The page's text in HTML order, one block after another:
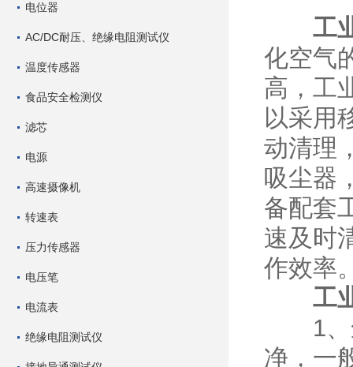
电位器
AC/DC耐压、绝缘电阻测试仪
温度传感器
食品安全检测仪
滤芯
电源
高速摄像机
转速表
压力传感器
电压笔
电流表
绝缘电阻测试仪
工
化空气
高，工
以采用
动清理
吸尘器
备配套
速及时
作效率
工
1、尘
净，一